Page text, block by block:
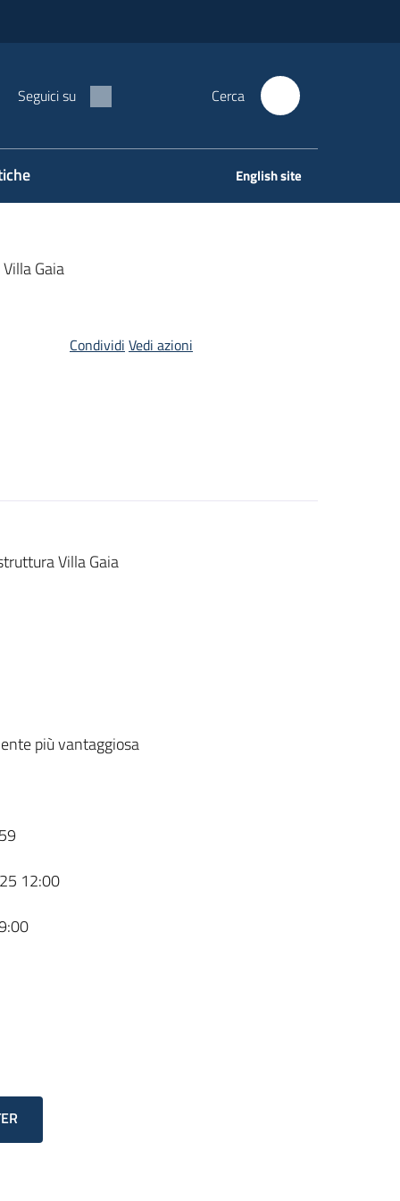
Seguici su Cerca
English site
Gaia
Condividi Vedi azioni
Villa Gaia
più vantaggiosa
12:00